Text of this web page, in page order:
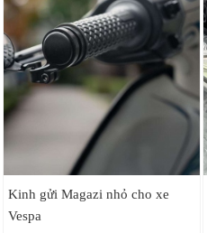
Kinh gửi Magazi nhỏ cho xe
Vespa